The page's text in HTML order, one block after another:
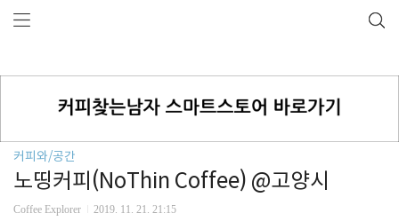
커피와/공간
노띵커피(NoThin Coffee) @고양시
Coffee Explorer 2019. 11. 21. 21:15